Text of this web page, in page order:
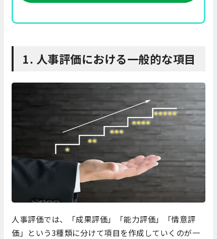
1. 人事評価における一般的な項目
人事評価では、「成果評価」「能力評価」「情意評
価」という3種類に分けて項目を作成していくのが一